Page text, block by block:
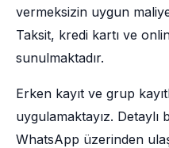
vermeksizin uygun
Taksit, kredi kartı ve
sunulmaktadır.
Erken kayıt ve grup
uygulamaktayız. Detaylı
WhatsApp üzerinden